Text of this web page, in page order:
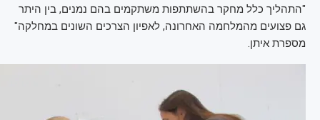
"התהליך כלל מחקר בהשתתפות משתקמים בהם נמנים, בין היתר
גם פצועים מהמלחמה האחרונה, לאפיון הצרכים השונים במחלקה"
מספרת איתן.